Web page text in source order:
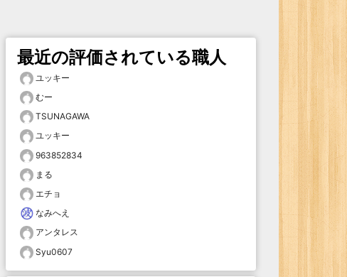
最近の評価されている職人
ユッキー
むー
TSUNAGAWA
ユッキー
963852834
まる
エチョ
なみへえ
アンタレス
Syu0607